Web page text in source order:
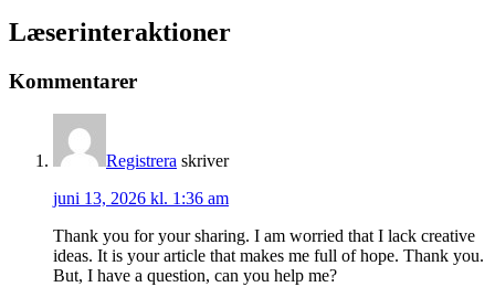
Læserinteraktioner
Kommentarer
Registrera skriver
juni 13, 2026 kl. 1:36 am
Thank you for your sharing. I am worried that I lack creative
ideas. It is your article that makes me full of hope. Thank you.
But, I have a question, can you help me?